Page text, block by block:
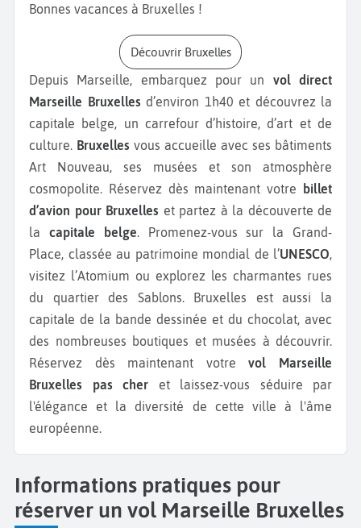
Bonnes vacances à Bruxelles !
Découvrir Bruxelles
Depuis Marseille, embarquez pour un vol direct
Marseille Bruxelles d’environ 1h40 et découvrez la
capitale belge, un carrefour d’histoire, d’art et de
culture. Bruxelles vous accueille avec ses bâtiments
Art Nouveau, ses musées et son atmosphère
cosmopolite. Réservez dès maintenant votre
billet
d’avion pour Bruxelles et partez à la découverte de
la capitale belge. Promenez-vous sur la Grand-
Place, classée au patrimoine mondial de l’UNESCO,
visitez l’Atomium ou explorez les charmantes rues
du quartier des Sablons. Bruxelles est aussi la
capitale de la bande dessinée et du chocolat, avec
des nombreuses boutiques et musées à découvrir.
Réservez dès maintenant votrevol Marseille
Bruxelles pas cher et laissez-vous séduire par
l'élégance et la diversité de cette ville à l'âme
européenne.
Informations pratiques pour
réserver un vol Marseille Bruxelles